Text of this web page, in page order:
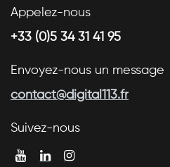
Appelez-nous
+33 (0)5 34 31 41 95
Envoyez-nous un message
contact@digital113.fr
Suivez-nous